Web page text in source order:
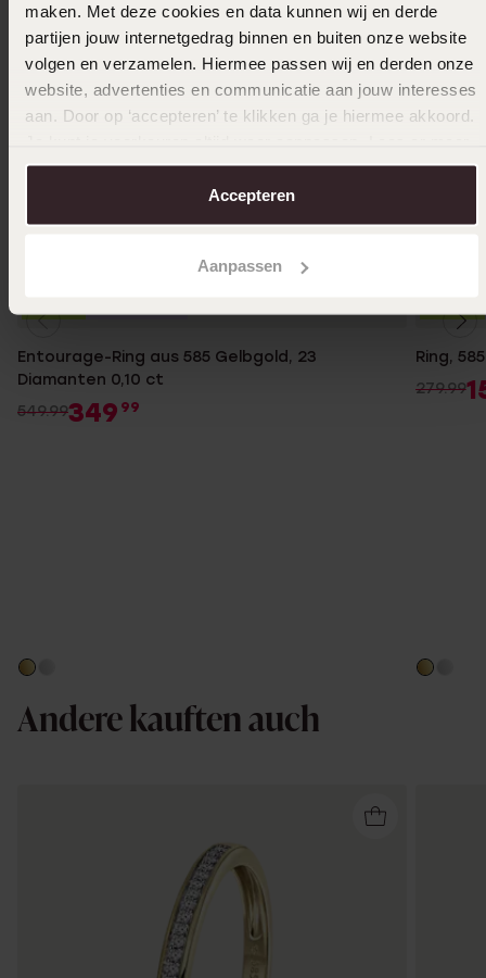
maken. Met deze cookies en data kunnen wij en derde
partijen jouw internetgedrag binnen en buiten onze website
volgen en verzamelen. Hiermee passen wij en derden onze
website, advertenties en communicatie aan jouw interesses
aan. Door op ‘accepteren’ te klikken ga je hiermee akkoord.
over in onscookiebeleid.
Accepteren
Aanpassen
Entourage-Ring aus 585 Gelbgold, 23
Diamanten 0,10 ct
549.99349 99
Ring,
279.99
Andere kauften auch